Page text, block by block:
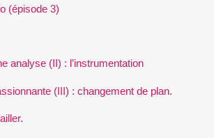
(épisode 3)
analyse (II) : l’instrumentation
(III) : changement de plan.